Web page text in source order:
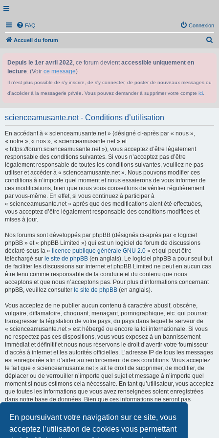
En poursuivant votre navigation sur ce site, vous
acceptez l’utilisation de cookies vous permettant
FAQ Connexion
Accueil du forum
Depuis le 1er avril 2022, ce forum devientaccessible uniquement en
lecture. (Voir ce message)
Il n'est plus possible de s'y inscrire, de s'y connecter, de poster de nouveaux messages ou
d'accéder à la messagerie privée. Vous pouvez demander à supprimer votre compte ici
scienceamusante.net - Conditions d’utilisation
En accédant à « scienceamusante.net » (désigné ci-après par « nous »,
« notre », « nos », « scienceamusante.net » et
« https://forum.scienceamusante.net »), vous acceptez d’être légalement
responsable des conditions suivantes. Si vous n’acceptez pas d’être
légalement responsable de toutes les conditions suivantes, veuillez ne pas
utiliser et accéder à « scienceamusante.net ». Nous pouvons modifier ces
conditions à n’importe quel moment et nous essaierons de vous informer de
ces modifications, bien que nous vous conseillons de vérifier régulièrement
par vous-même. En effet, si vous continuez à participer à
« scienceamusante.net » après que des modifications aient été effectuées,
vous acceptez d’être légalement responsable des conditions modifiées et
mises à jour.
Nos forums sont développés par phpBB (désignés ci-après par « logiciel
phpBB » et « phpBB Limited ») qui est un logiciel de forum de discussions
déclaré sous la « licence publique générale GNU 2.0 » et qui peut être
téléchargé sur le site de phpBB (en anglais). Le logiciel phpBB a pour seul but
de faciliter les discussions sur internet et phpBB Limited ne peut en aucun cas
être tenu comme responsable de la conduite et du contenu que nous
acceptons et que nous n’acceptons pas. Pour plus d’informations concernant
phpBB, veuillez consulter le site de phpBB (en anglais).
Vous acceptez de ne publier aucun contenu à caractère abusif, obscène,
vulgaire, diffamatoire, choquant, menaçant, pornographique, etc. qui pourrait
transgresser la législation de votre pays, du pays dans lequel le serveur de
« scienceamusante.net » est hébergé ou encore la loi internationale. Si vous
ne respectez pas ces dispositions, vous vous exposez à un bannissement
immédiat et définitif et nous nous réservons le droit d’avertir votre fournisseur
d’accès à internet et les autorités officielles. L’adresse IP de tous les messages
est enregistrée afin d’aider au renforcement de ces conditions. Vous acceptez
le fait que « scienceamusante.net » ait le droit de supprimer, de modifier, de
déplacer ou de verrouiller n’importe quel sujet et message à n’importe quel
moment si nous estimons cela nécessaire. En tant qu’utilisateur, vous acceptez
que toutes les informations que vous avez renseignées soient enregistrées
dans notre base de données. Bien que ces informations ne seront pas
« scienceamusante.net », ni phpBB, ne pourront être tenus comme
responsables en cas de tentative de piratage informatique visant à
compromettre vos données.